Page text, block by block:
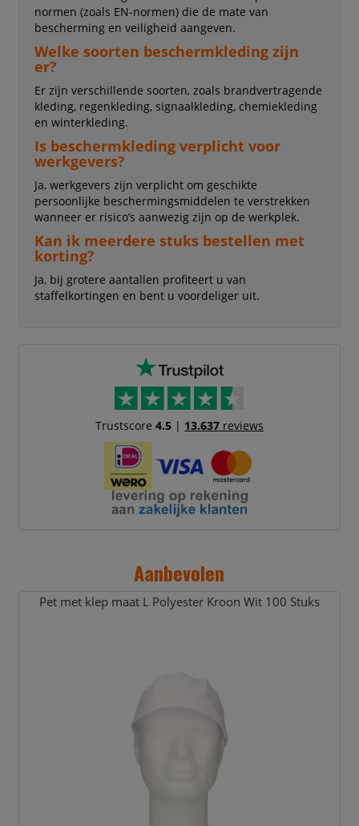
normen (zoals EN-normen) die de mate van
bescherming en veiligheid aangeven.
Welke soorten beschermkleding zijn
er?
Er zijn verschillende soorten, zoals brandvertragende
kleding, regenkleding, signaalkleding, chemiekleding
en winterkleding.
Is beschermkleding verplicht voor
werkgevers?
Ja, werkgevers zijn verplicht om geschikte
persoonlijke beschermingsmiddelen te verstrekken
wanneer er risico’s aanwezig zijn op de werkplek.
Kan ik meerdere stuks bestellen met
korting?
Ja, bij grotere aantallen profiteert u van
staffelkortingen en bent u voordeliger uit.
Trustscore 4.5| 13.637reviews
Aanbevolen
Pet met klep maat L Polyester Kroon Wit 100 Stuks